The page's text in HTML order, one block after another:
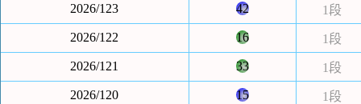
2026/123
42
1段
2026/122
16
1段
2026/121
33
1段
2026/120
15
1段